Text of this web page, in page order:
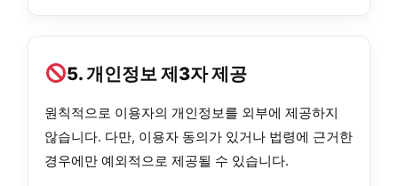
5. 개인정보 제3자 제공
원칙적으로 이용자의 개인정보를 외부에 제공하지
않습니다. 다만, 이용자 동의가 있거나 법령에 근거한
경우에만 예외적으로 제공될 수 있습니다.